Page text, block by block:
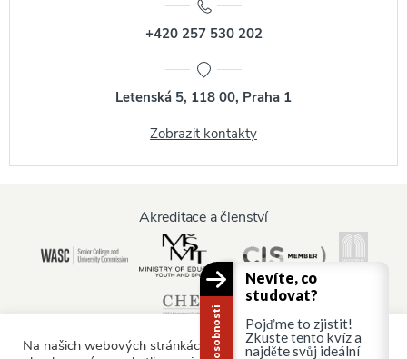
+420 257 530 202
Letenská 5, 118 00, Praha 1
Zobrazit kontakty
Akreditace a členství
Na našich webových stránkách používáme soubory cookie,
Nevíte, co
studovat?
Pojďme to zjistit!
Zkuste tento kvíz a
najděte svůj ideální